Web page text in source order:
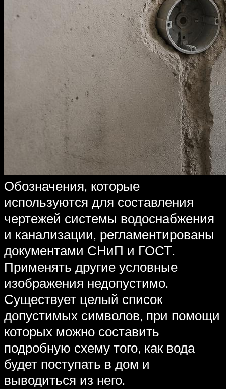
Обозначения, которые
используются для составления
чертежей системы водоснабжения
и канализации, регламентированы
документами СНиП и ГОСТ.
Применять другие условные
изображения недопустимо.
Существует целый список
допустимых символов, при помощи
которых можно составить
подробную схему того, как вода
будет поступать в дом и
выводиться из него.